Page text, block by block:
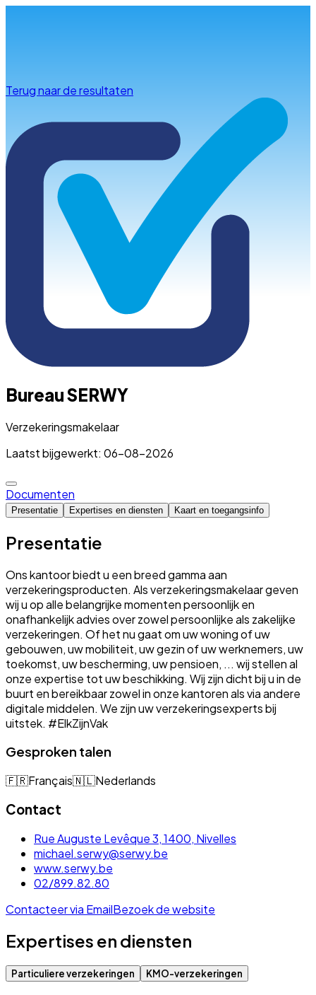
Terug naar de resultaten
Bureau SERWY
Verzekeringsmakelaar
Laatst bijgewerkt: 06-08-2026
Documenten
Presentatie Expertises en diensten Kaart en toegangsinfo
Presentatie
Ons kantoor biedt u een breed gamma aan
verzekeringsproducten. Als verzekeringsmakelaar geven
wij u op alle belangrijke momenten persoonlijk en
onafhankelijk advies over zowel persoonlijke als zakelijke
verzekeringen. Of het nu gaat om uw woning of uw
gebouwen, uw mobiliteit, uw gezin of uw werknemers, uw
toekomst, uw bescherming, uw pensioen, ... wij stellen al
onze expertise tot uw beschikking. Wij zijn dicht bij u in de
buurt en bereikbaar zowel in onze kantoren als via andere
digitale middelen. We zijn uw verzekeringsexperts bij
uitstek. #ElkZijnVak
Gesproken talen
🇫🇷Français🇳🇱Nederlands
Contact
Rue Auguste Levêque 3, 1400, Nivelles
michael.serwy@serwy.be
www.serwy.be
02/899.82.80
Contacteer via EmailBezoek de website
Expertises en diensten
Particuliere verzekeringen KMO-verzekeringen